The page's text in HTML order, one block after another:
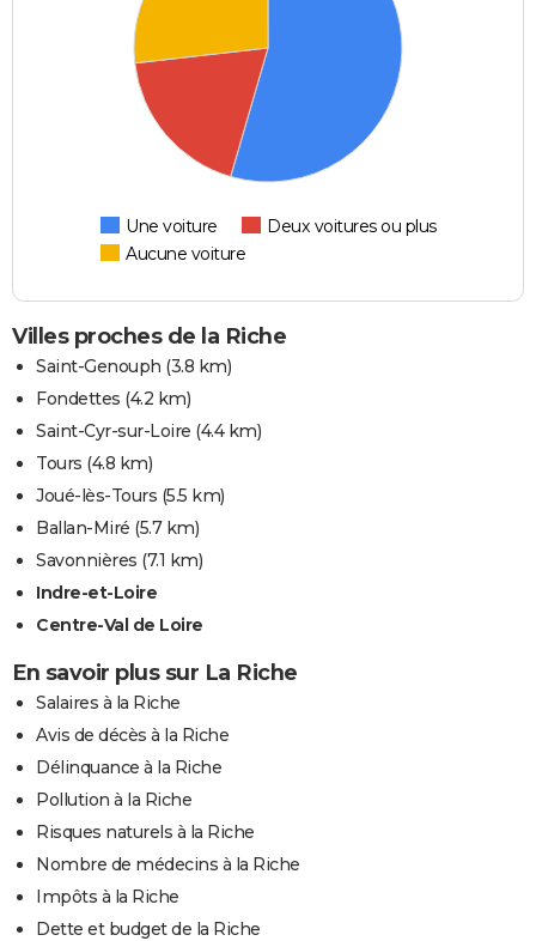
Une voiture
Deux voitures ou plus
Aucune voiture
Villes proches de la Riche
Saint-Genouph (3.8 km)
Fondettes (4.2 km)
Saint-Cyr-sur-Loire (4.4 km)
Tours (4.8 km)
Joué-lès-Tours (5.5 km)
Ballan-Miré (5.7 km)
Savonnières (7.1 km)
Indre-et-Loire
Centre-Val de Loire
En savoir plus sur La Riche
Salaires à la Riche
Avis de décès à la Riche
Délinquance à la Riche
Pollution à la Riche
Risques naturels à la Riche
Nombre de médecins à la Riche
Impôts à la Riche
Dette et budget de la Riche